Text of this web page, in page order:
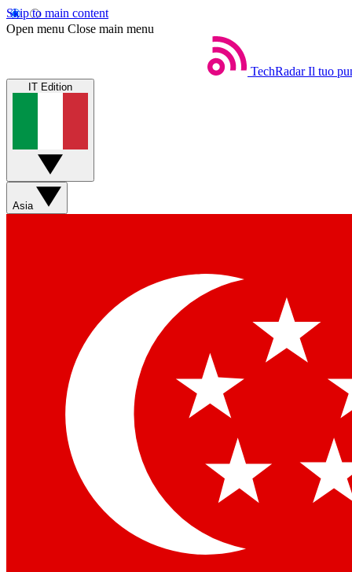
Skip to main content
Open menu Close main menu
TechRadar Il tuo
IT Edition
Asia